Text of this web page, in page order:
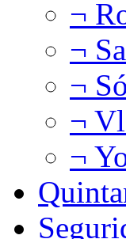
¬
¬
¬
¬
¬